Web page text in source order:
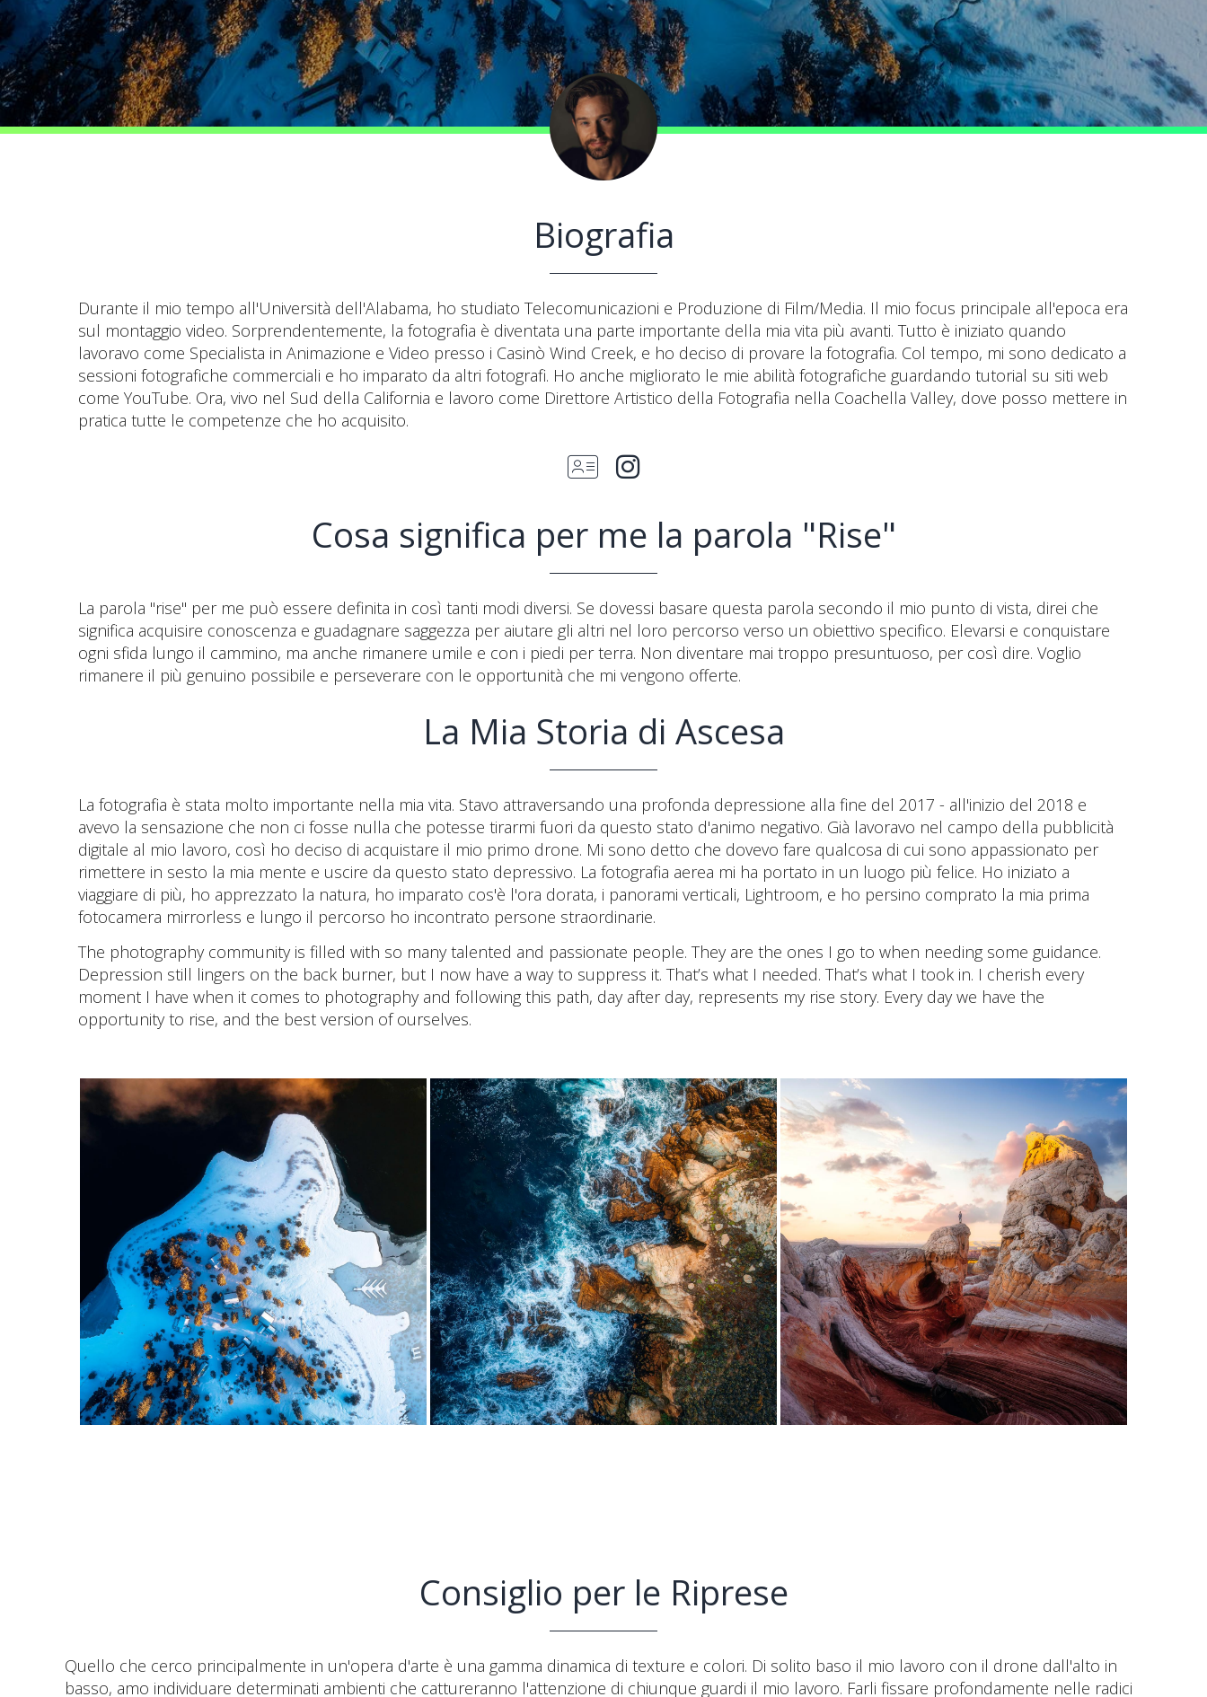
Biografia
Durante il mio tempo all'Università dell'Alabama, ho studiato Telecomunicazioni e Produzione di Film/Media. Il mio focus principale all'epoca era
sul montaggio video. Sorprendentemente, la fotografia è diventata una parte importante della mia vita più avanti. Tutto è iniziato quando
lavoravo come Specialista in Animazione e Video presso i Casinò Wind Creek, e ho deciso di provare la fotografia. Col tempo, mi sono dedicato a
sessioni fotografiche commerciali e ho imparato da altri fotografi. Ho anche migliorato le mie abilità fotografiche guardando tutorial su siti web
come YouTube. Ora, vivo nel Sud della California e lavoro come Direttore Artistico della Fotografia nella Coachella Valley, dove posso mettere in
pratica tutte le competenze che ho acquisito.
Cosa significa per me la parola "Rise"
La parola "rise" per me può essere definita in così tanti modi diversi. Se dovessi basare questa parola secondo il mio punto di vista, direi che
significa acquisire conoscenza e guadagnare saggezza per aiutare gli altri nel loro percorso verso un obiettivo specifico. Elevarsi e conquistare
ogni sfida lungo il cammino, ma anche rimanere umile e con i piedi per terra. Non diventare mai troppo presuntuoso, per così dire. Voglio
rimanere il più genuino possibile e perseverare con le opportunità che mi vengono offerte.
La Mia Storia di Ascesa
La fotografia è stata molto importante nella mia vita. Stavo attraversando una profonda depressione alla fine del 2017 - all'inizio del 2018 e
avevo la sensazione che non ci fosse nulla che potesse tirarmi fuori da questo stato d'animo negativo. Già lavoravo nel campo della pubblicità
digitale al mio lavoro, così ho deciso di acquistare il mio primo drone. Mi sono detto che dovevo fare qualcosa di cui sono appassionato per
rimettere in sesto la mia mente e uscire da questo stato depressivo. La fotografia aerea mi ha portato in un luogo più felice. Ho iniziato a
viaggiare di più, ho apprezzato la natura, ho imparato cos'è l'ora dorata, i panorami verticali, Lightroom, e ho persino comprato la mia prima
fotocamera mirrorless e lungo il percorso ho incontrato persone straordinarie.
The photography community is filled with so many talented and passionate people. They are the ones I go to when needing some guidance.
Depression still lingers on the back burner, but I now have a way to suppress it. That’s what I needed. That’s what I took in. I cherish every
moment I have when it comes to photography and following this path, day after day, represents my rise story. Every day we have the
opportunity to rise, and the best version of ourselves.
Consiglio per le Riprese
Quello che cerco principalmente in un'opera d'arte è una gamma dinamica di texture e colori. Di solito baso il mio lavoro con il drone dall'alto in
basso, amo individuare determinati ambienti che cattureranno l'attenzione di chiunque guardi il mio lavoro. Farli fissare profondamente nelle radici